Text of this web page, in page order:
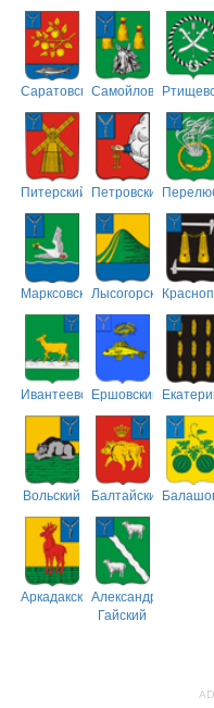
СаратовскийСамойловский
Питерский Петровский
МарксовскийЛысогорский
ИвантеевскийЕршовский
Вольский Балтайский
АркадакскийАлександрово-
Гайский